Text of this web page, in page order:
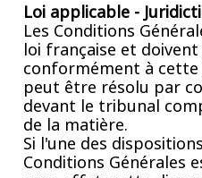
Loi applicable -
Les Conditions
loi française et
conformément à
peut être résolu par
devant le tribunal
de la matière.
Si l'une des
Conditions Générales